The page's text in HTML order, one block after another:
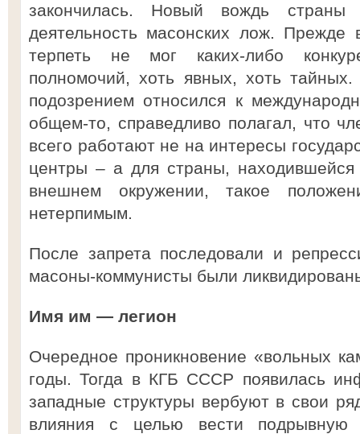
закончилась. Новый вождь
деятельность масонских лож. Прежде
терпеть не мог каких-либо
полномочий, хоть явных, хоть
подозрением относился к
общем-то, справедливо полагал, что
всего работают не на интересы
центры – а для страны, находившейся
внешнем окружении, такое
нетерпимым.
После запрета последовали и
масоны-коммунисты были
Имя им — легион
Очередное проникновение «вольных
годы. Тогда в КГБ СССР появилась
западные структуры вербуют в свои
влияния с целью вести подрывную